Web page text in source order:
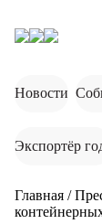
Новости
Экспортёр
Главная /